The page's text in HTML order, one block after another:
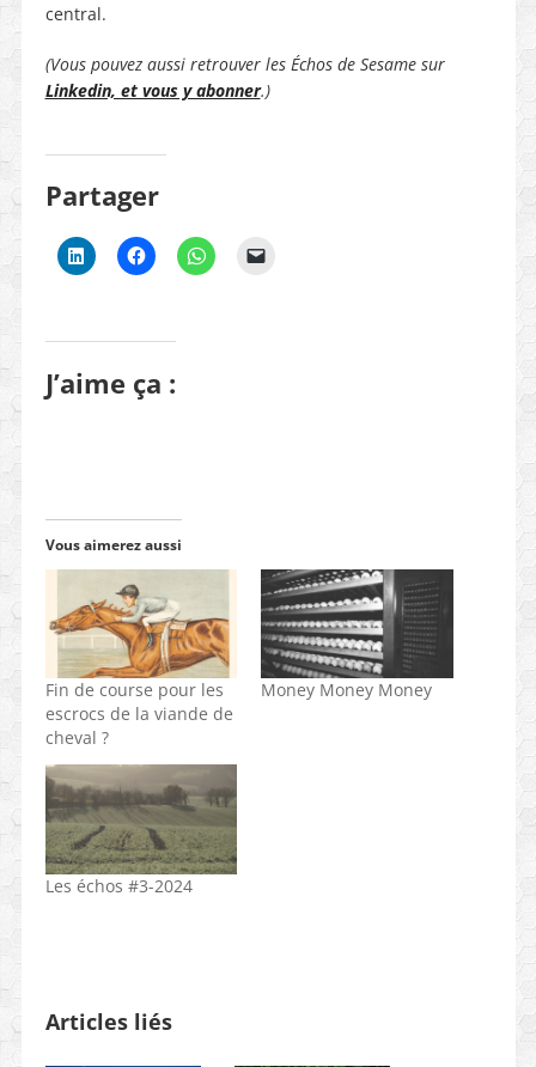
central.
(Vous pouvez aussi retrouver les Échos de Sesame sur
Linkedin, et vous y abonner.)
Partager
J’aime ça :
Vous aimerez aussi
Fin de course pour les
escrocs de la viande de
cheval ?
Money Money Money
Les échos #3-2024
Articles liés